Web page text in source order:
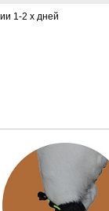
1-2 х дней